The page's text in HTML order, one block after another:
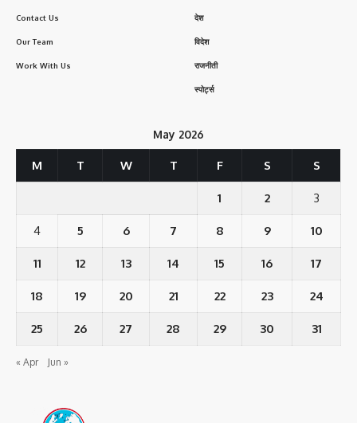
Contact Us
Our Team
Work With Us
देश
विदेश
राजनीती
स्पोर्ट्स
May 2026
M T W T F S S
1 2 3
4 5 6 7 8 9 10
11 12 13 14 15 16 17
18 19 20 21 22 23 24
25 26 27 28 29 30 31
« Apr Jun »